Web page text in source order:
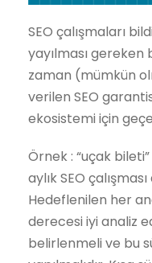
SEO çalışmaları
yayılması gereken
zaman (mümkün
verilen SEO
ekosistemi için
Örnek : “uçak
aylık SEO
Hedeflenilen her
derecesi iyi analiz
belirlenmeli ve bu